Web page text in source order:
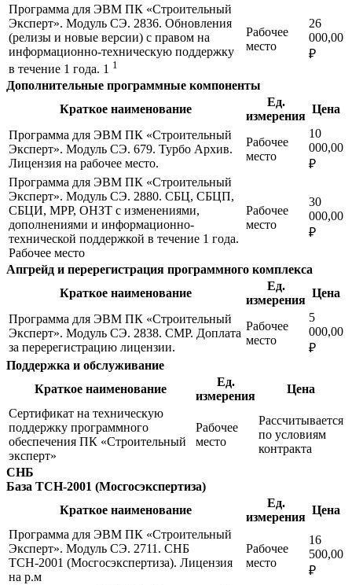
Программа для ЭВМ ПК «Строительный
Эксперт». Модуль СЭ. 2836. Обновления
(релизы и новые версии) с правом на
информационно-техническую поддержку
в течение 1 года. 1 1
Рабочее
место
26
000,00
₽
Дополнительные программные компоненты
Краткое наименование
Ед.
измерения
Цена
Программа для ЭВМ ПК «Строительный
Эксперт». Модуль СЭ. 679. Турбо Архив.
Лицензия на рабочее место.
Рабочее
место
10
000,00
₽
Программа для ЭВМ ПК «Строительный
Эксперт». Модуль СЭ. 2880. СБЦ, СБЦП,
СБЦИ, МРР, ОНЗТ с изменениями,
дополнениями и информационно-
технической поддержкой в течение 1 года.
Рабочее место
Рабочее
место
30
000,00
₽
Апгрейд и перерегистрация программного комплекса
Краткое наименование
Ед.
измерения
Цена
Программа для ЭВМ ПК «Строительный
Эксперт». Модуль СЭ. 2838. СМР. Доплата
за перерегистрацию лицензии.
Рабочее
место
5
000,00
₽
Поддержка и обслуживание
Краткое наименование
Ед.
измерения
Цена
Сертификат на техническую
поддержку программного
обеспечения ПК «Строительный
эксперт»
Рабочее
место
Рассчитывается
по условиям
контракта
СНБ
База ТСН-2001 (Мосгосэкспертиза)
Краткое наименование
Ед.
измерения
Цена
Программа для ЭВМ ПК «Строительный
Эксперт». Модуль СЭ. 2711. СНБ
ТСН-2001 (Мосгосэкспертиза). Лицензия
на р.м
Рабочее
место
16
500,00
₽